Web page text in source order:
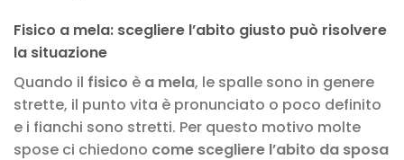
Fisico a mela: scegliere l’abito giusto può risolvere
la situazione
Quando il fisico è a mela, le spalle sono in genere
strette, il punto vita è pronunciato o poco definito
e i fianchi sono stretti. Per questo motivo molte
spose ci chiedono come scegliere l’abito da sposa